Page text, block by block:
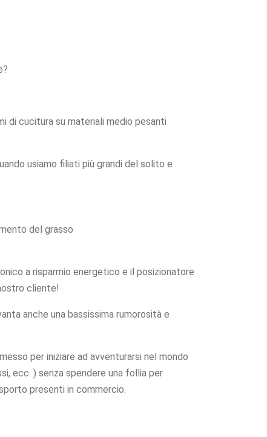
di cucitura su materiali medio pesanti
usiamo filiati più grandi del solito e
del grasso
a risparmio energetico e il posizionatore
cliente!
anche una bassissima rumorosità e
per iniziare ad avventurarsi nel mondo
ecc. ) senza spendere una follia per
presenti in commercio.